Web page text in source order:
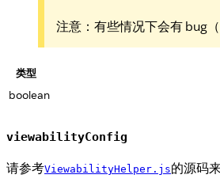
注意：有些情况下会有 bug
类型
boolean
viewabilityConfig
请参考ViewabilityHelper.js的源码